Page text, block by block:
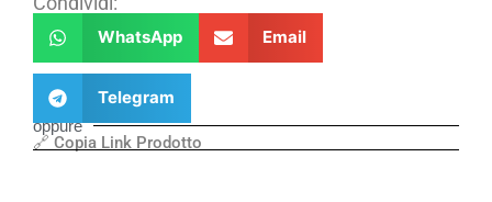
WhatsApp Email
Telegram
oppure
🔗 Copia Link Prodotto